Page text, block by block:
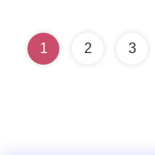
1 2 3